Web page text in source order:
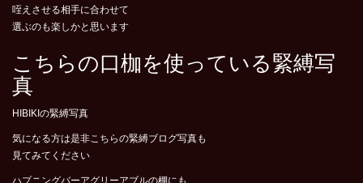
咥えさせる相手に合わせて
選ぶのも楽しかと思います
こちらの口枷を使っている緊縛写
真
HIBIKIの緊縛写真
気になる方は是非こちらの緊縛ブログ写真も
見てみてください